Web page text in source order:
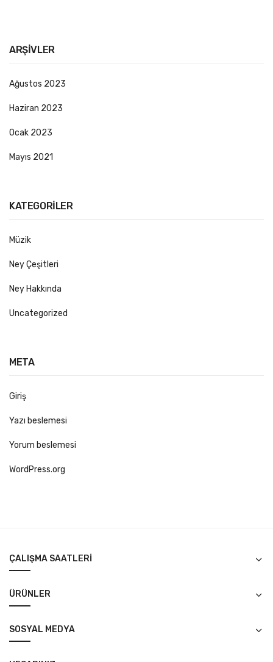
ARŞIVLER
Ağustos 2023
Haziran 2023
Ocak 2023
Mayıs 2021
KATEGORILER
Müzik
Ney Çeşitleri
Ney Hakkında
Uncategorized
META
Giriş
Yazı beslemesi
Yorum beslemesi
WordPress.org
ÇALIŞMA SAATLERI
ÜRÜNLER
SOSYAL MEDYA